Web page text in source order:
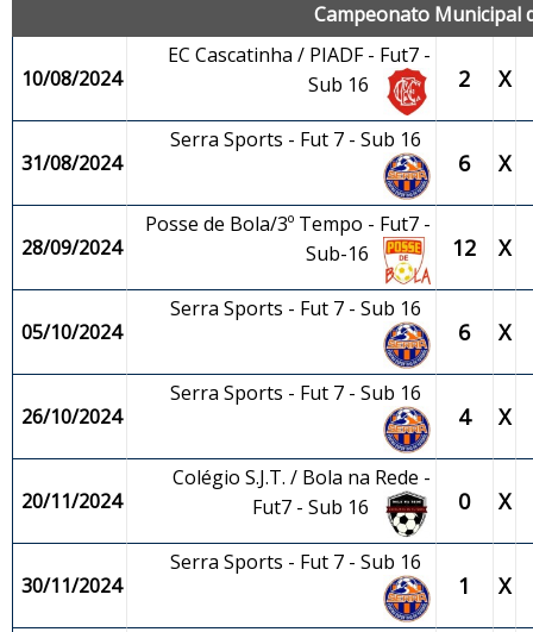
Campeonato Municipal
10/08/2024
EC Cascatinha / PIADF - Fut7 -
Sub 16
2 X
31/08/2024
Serra Sports - Fut 7 - Sub 16
6 X
28/09/2024
Posse de Bola/3º Tempo - Fut7 -
Sub-16
12 X
05/10/2024
Serra Sports - Fut 7 - Sub 16
6 X
26/10/2024
Serra Sports - Fut 7 - Sub 16
4 X
20/11/2024
Colégio S.J.T. / Bola na Rede -
Fut7 - Sub 16
0 X
30/11/2024
Serra Sports - Fut 7 - Sub 16
1 X